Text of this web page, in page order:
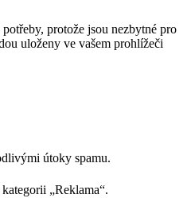
protože jsou nezbytné pro
uloženy ve vašem prohlížeči
útoky spamu.
„Reklama“.